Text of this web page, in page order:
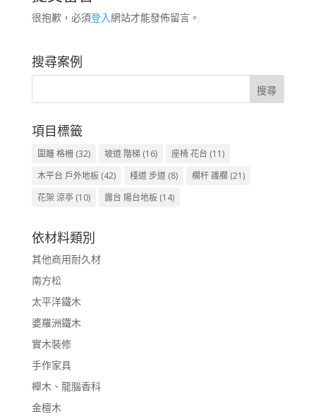
很抱歉，必須登入網站才能發佈留言。
搜尋案例
項目標籤
圍籬 格柵(32) 坡道 階梯(16) 座椅 花台 (11)
木平台 戶外地板(42) 棧道 步道(8) 欄杆 護欄 (21)
花架 涼亭(10) 露台 陽台地板(14)
依材料類別
其他商用耐久材
南方松
太平洋鐵木
婆羅洲鐵木
實木裝修
手作家具
櫸木、龍腦香科
金檀木